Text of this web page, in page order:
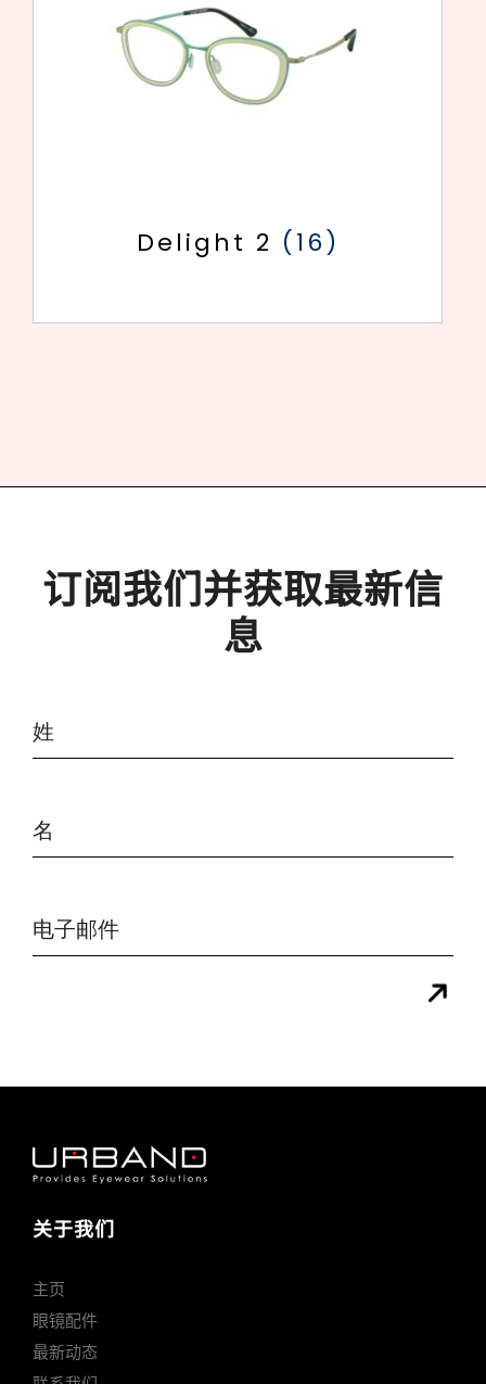
Delight 2 (16)
订阅我们并获取最新信
息
关于我们
主页
眼镜配件
最新动态